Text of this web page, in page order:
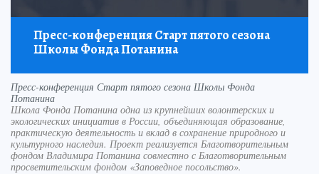
Пресс-конференция Старт пятого сезона
Школы Фонда Потанина
Пресс-конференция Старт пятого сезона Школы Фонда
Потанина
Школа Фонда Потанина одна из крупнейших волонтерских и
экологических инициатив в России, объединяющая образование,
практическую деятельность и вклад в сохранение природного и
культурного наследия. Проект реализуется Благотворительным
фондом Владимира Потанина совместно с Благотворительным
просветительским фондом «Заповедное посольство».